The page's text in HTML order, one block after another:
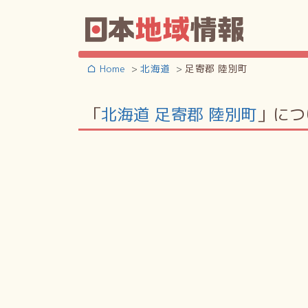
Home 北海道 足寄郡 陸別町
「北海道 足寄郡 陸別町 」に